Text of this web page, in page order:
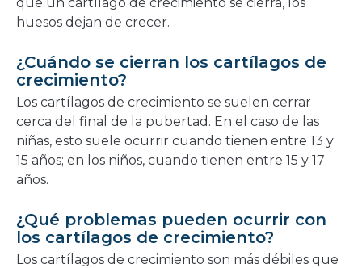
huesos dejan de crecer.
¿Cuándo se cierran los cartílagos de
crecimiento?
Los cartílagos de crecimiento se suelen cerrar
cerca del final de la pubertad. En el caso de las
niñas, esto suele ocurrir cuando tienen entre 13 y
15 años; en los niños, cuando tienen entre 15 y 17
años.
¿Qué problemas pueden ocurrir con
los cartílagos de crecimiento?
Los cartílagos de crecimiento son más débiles que